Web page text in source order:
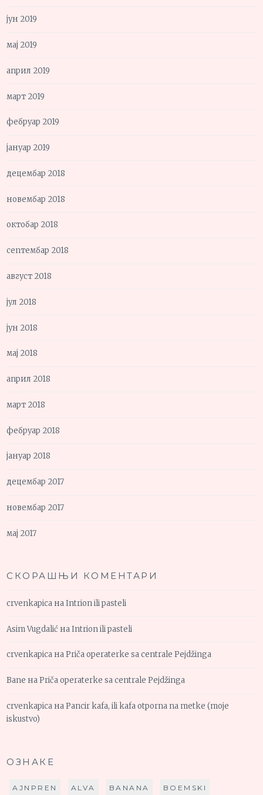
јун 2019
мај 2019
април 2019
март 2019
фебруар 2019
јануар 2019
децембар 2018
новембар 2018
октобар 2018
септембар 2018
август 2018
јул 2018
јун 2018
мај 2018
април 2018
март 2018
фебруар 2018
јануар 2018
децембар 2017
новембар 2017
мај 2017
СКОРАШЊИ КОМЕНТАРИ
crvenkapica наIntrion ili pasteli
Asim Vugdalić наIntrion ili pasteli
crvenkapica наPriča operaterke sa centrale Pejdžinga
Bane наPriča operaterke sa centrale Pejdžinga
crvenkapica наPancir kafa, ili kafa otporna na metke (moje
iskustvo)
ОЗНАКЕ
AJNPREN ALVA BANANA BOEMSKI